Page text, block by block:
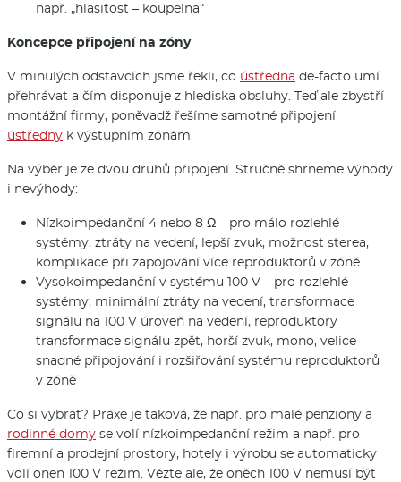
např. „hlasitost – koupelna“
Koncepce připojení na zóny
V minulých odstavcích jsme řekli, co ústředna de-facto umí
přehrávat a čím disponuje z hlediska obsluhy. Teď ale zbystří
montážní firmy, poněvadž řešíme samotné připojení
ústředny k výstupním zónám.
Na výběr je ze dvou druhů připojení. Stručně shrneme výhody
i nevýhody:
Nízkoimpedanční 4 nebo 8 Ω – pro málo rozlehlé
systémy, ztráty na vedení, lepší zvuk, možnost sterea,
komplikace při zapojování více reproduktorů v zóně
Vysokoimpedanční v systému 100 V – pro rozlehlé
systémy, minimální ztráty na vedení, transformace
signálu na 100 V úroveň na vedení, reproduktory
transformace signálu zpět, horší zvuk, mono, velice
snadné připojování i rozšiřování systému reproduktorů
v zóně
Co si vybrat? Praxe je taková, že např. pro malé penziony a
rodinné domy se volí nízkoimpedanční režim a např. pro
firemní a prodejní prostory, hotely i výrobu se automaticky
volí onen 100 V režim. Vězte ale, že oněch 100 V nemusí být